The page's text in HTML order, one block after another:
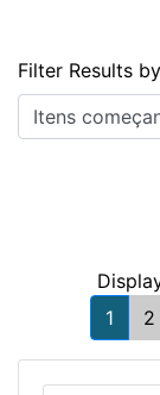
Filter Results
Itens
1
2